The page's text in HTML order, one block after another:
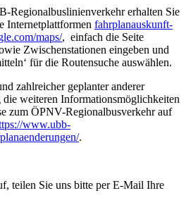
Regionalbuslinienverkehr erhalten Sie
Internetplattformen fahrplanauskunft-
maps/, einfach die Seite
Zwischenstationen eingeben und
für die Routensuche auswählen.
zahlreicher geplanter anderer
die weiteren Informationsmöglichkeiten
zum ÖPNV-Regionalbusverkehr auf
www.ubb-
.
teilen Sie uns bitte per E-Mail Ihre